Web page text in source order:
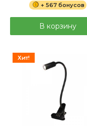
+ 567 бонусов
В корзину
Хит!